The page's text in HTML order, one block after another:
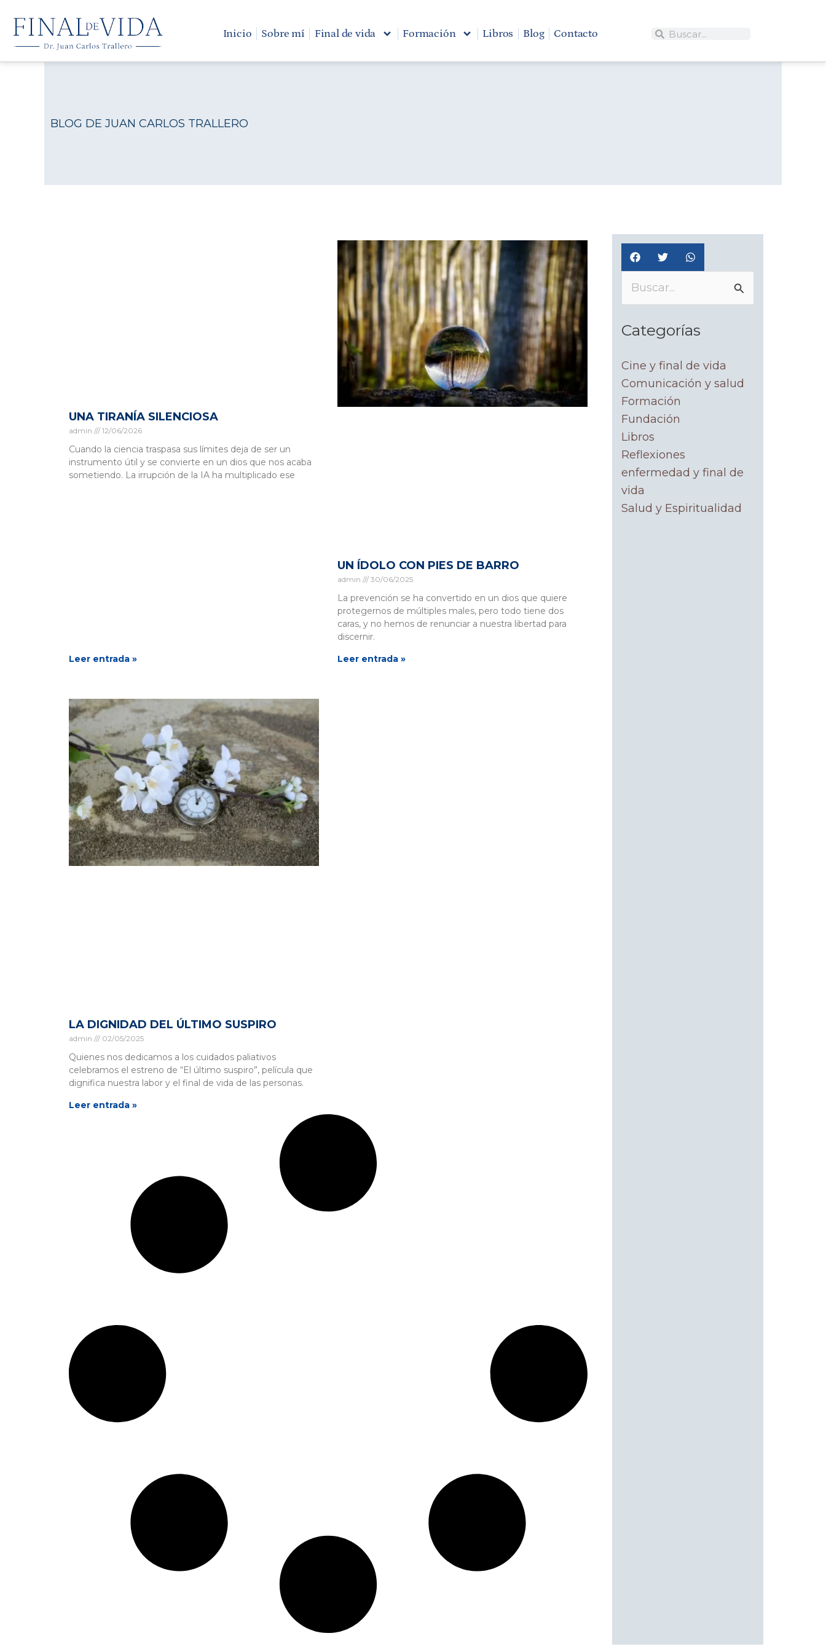
contenido
Inicio Sobre mí Final de vida Formación Libros Blog Contacto Buscar
Buscar
BLOG DE JUAN CARLOS TRALLERO
UNA TIRANÍA SILENCIOSA
admin 12/06/2026
Cuando la ciencia traspasa sus límites deja de ser un
instrumento útil y se convierte en un dios que nos acaba
sometiendo. La irrupción de la IA ha multiplicado ese
Leer entrada »
UN ÍDOLO CON PIES DE BARRO
admin 30/06/2025
La prevención se ha convertido en un dios que quiere
protegernos de múltiples males, pero todo tiene dos
caras, y no hemos de renunciar a nuestra libertad para
discernir.
Leer entrada »
LA DIGNIDAD DEL ÚLTIMO SUSPIRO
admin 02/05/2025
Quienes nos dedicamos a los cuidados paliativos
celebramos el estreno de “El último suspiro”, película que
dignifica nuestra labor y el final de vida de las personas.
Leer entrada »
Buscar
por:
Categorías
Cine y final de vida
Comunicación y salud
Formación
Fundación
Libros
Reflexiones
enfermedad y final de
vida
Salud y Espiritualidad